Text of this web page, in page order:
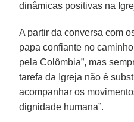
dinâmicas positivas na
A partir da conversa com
papa confiante no
pela Colômbia”, mas
tarefa da Igreja não é
acompanhar os
dignidade humana”.